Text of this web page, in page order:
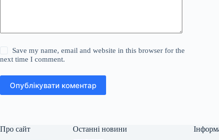
Save my name, email and website in this browser for the
next time I comment.
Опублікувати коментар
Про сайт Останні новини